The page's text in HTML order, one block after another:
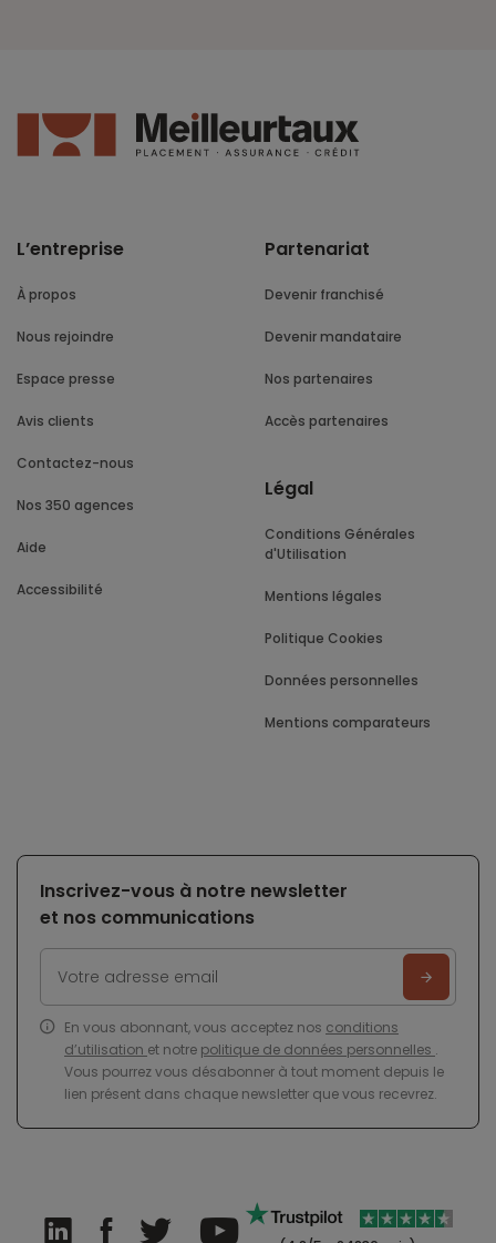
L’entreprise
À propos
Nous rejoindre
Espace presse
Avis clients
Contactez-nous
Nos 350 agences
Aide
Accessibilité
Partenariat
Devenir franchisé
Devenir mandataire
Nos partenaires
Accès partenaires
Légal
Conditions Générales
d'Utilisation
Mentions légales
Politique Cookies
Données personnelles
Mentions comparateurs
Inscrivez-vous à notre newsletter
et nos communications
En vous abonnant, vous acceptez nos conditions
d’utilisation et notre politique de données personnelles .
Vous pourrez vous désabonner à tout moment depuis le
lien présent dans chaque newsletter que vous recevrez.